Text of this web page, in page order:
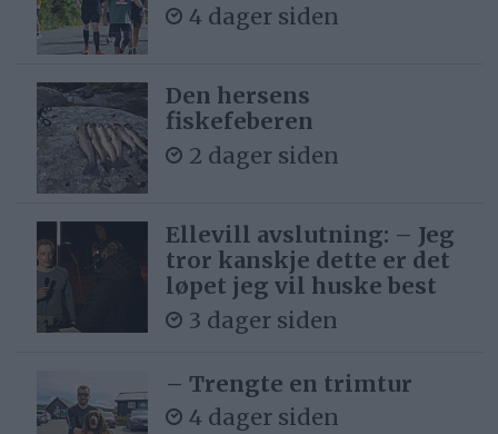
4 dager siden
Den hersens
fiskefeberen
2 dager siden
Ellevill avslutning: – Jeg
tror kanskje dette er det
løpet jeg vil huske best
3 dager siden
– Trengte en trimtur
4 dager siden